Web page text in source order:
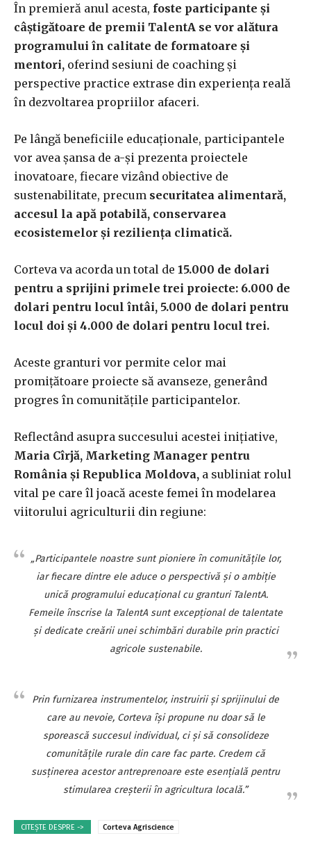
În premieră anul acesta, foste participante și
câștigătoare de premii TalentA se vor alătura
programului în calitate de formatoare și
mentori, oferind sesiuni de coaching și
perspective practice extrase din experiența reală
în dezvoltarea propriilor afaceri.
Pe lângă beneficiile educaționale, participantele
vor avea șansa de a-și prezenta proiectele
inovatoare, fiecare vizând obiective de
sustenabilitate, precum securitatea alimentară,
accesul la apă potabilă, conservarea
ecosistemelor și reziliența climatică.
Corteva va acorda un total de 15.000 de dolari
pentru a sprijini primele trei proiecte: 6.000 de
dolari pentru locul întâi, 5.000 de dolari pentru
locul doi și 4.000 de dolari pentru locul trei.
Aceste granturi vor permite celor mai
promițătoare proiecte să avanseze, generând
progres în comunitățile participantelor.
Reflectând asupra succesului acestei inițiative,
Maria Cîrjă, Marketing Manager pentru
România și Republica Moldova, a subliniat rolul
vital pe care îl joacă aceste femei în modelarea
viitorului agriculturii din regiune:
„Participantele noastre sunt pioniere în comunitățile lor,
iar fiecare dintre ele aduce o perspectivă și o ambiție
unică programului educațional cu granturi TalentA.
Femeile înscrise la TalentA sunt excepțional de talentate
și dedicate creării unei schimbări durabile prin practici
agricole sustenabile.
Prin furnizarea instrumentelor, instruirii și sprijinului de
care au nevoie, Corteva își propune nu doar să le
sporească succesul individual, ci și să consolideze
comunitățile rurale din care fac parte. Credem că
susținerea acestor antreprenoare este esențială pentru
stimularea creșterii în agricultura locală.”
CITEȘTE DESPRE -> Corteva Agriscience